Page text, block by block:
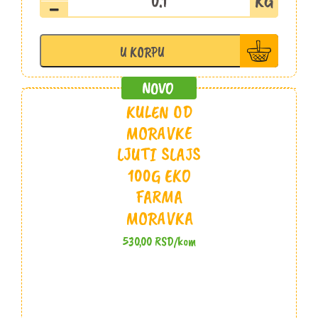
ramstek
Šopalović
količina
U KORPU
KULEN OD
MORAVKE
LJUTI SLAJS
100G EKO
FARMA
MORAVKA
530,00RSD/kom